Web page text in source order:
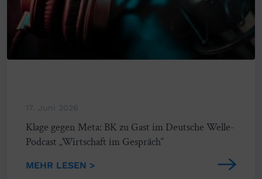
17. Juni 2026
Klage gegen Meta: BK zu Gast im Deutsche Welle-
Podcast „Wirtschaft im Gespräch“
MEHR LESEN >